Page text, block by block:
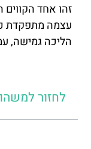
זהו אחד
עצמה מתפקדת
הליכה גמישה,
לחזור